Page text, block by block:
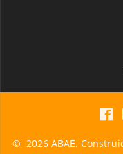
© 2026 ABAE.